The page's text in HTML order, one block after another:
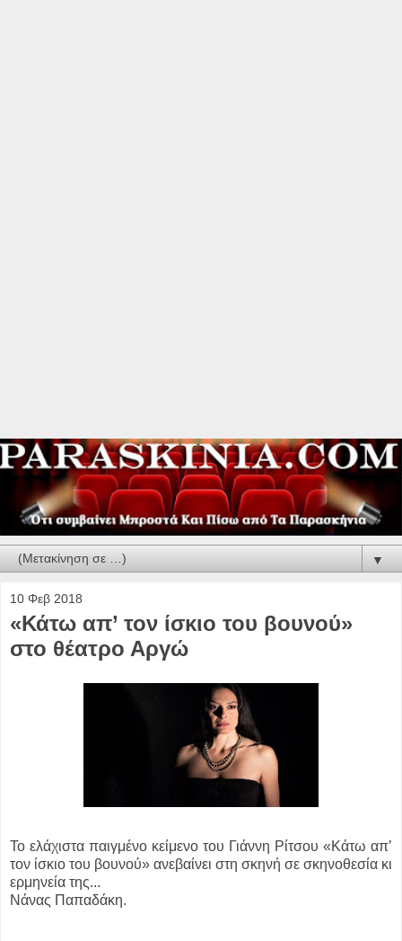
▼
10 Φεβ 2018
«Κάτω απ’ τον ίσκιο του βουνού»
στο θέατρο Αργώ
Το ελάχιστα παιγμένο κείμενο του Γιάννη Ρίτσου «Κάτω απ’
τον ίσκιο του βουνού» ανεβαίνει στη σκηνή σε σκηνοθεσία κι
ερμηνεία της...
Νάνας Παπαδάκη.